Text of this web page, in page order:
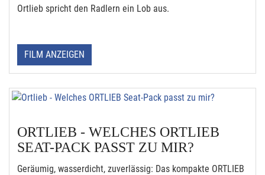
Ortlieb spricht den Radlern ein Lob aus.
FILM ANZEIGEN
ORTLIEB - WELCHES ORTLIEB
SEAT-PACK PASST ZU MIR?
Geräumig, wasserdicht, zuverlässig: Das kompakte ORTLIEB